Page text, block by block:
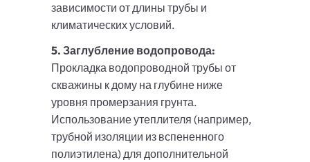
зависимости от длины трубы и
климатических условий.
5. Заглубление водопровода:
Прокладка водопроводной трубы от
скважины к дому на глубине ниже
уровня промерзания грунта.
Использование утеплителя (например,
трубной изоляции из вспененного
полиэтилена) для дополнительной